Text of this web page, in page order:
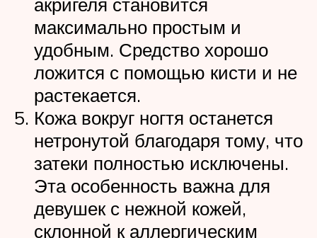
максимально простым и
удобным. Средство хорошо
ложится с помощью кисти и не
растекается.
Кожа вокруг ногтя останется
нетронутой благодаря тому, что
затеки полностью исключены.
Эта особенность важна для
девушек с нежной кожей,
склонной к аллергическим